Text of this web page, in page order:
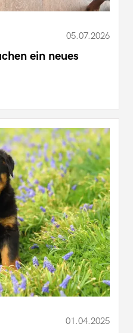
05.07.2026
ein neues
01.04.2025